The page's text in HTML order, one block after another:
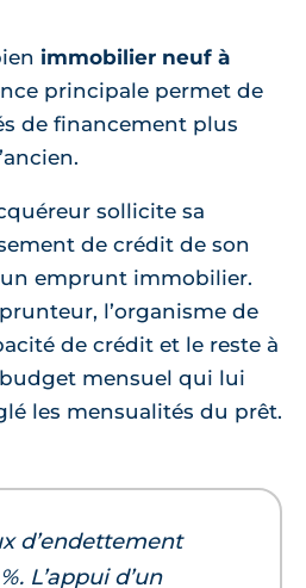
immobilier neuf à
principale permet de
de financement plus
sollicite sa
de crédit de son
emprunt immobilier.
l’organisme de
de crédit et le reste à
budget mensuel qui lui
les mensualités du prêt.
d’endettement
L’appui d’un